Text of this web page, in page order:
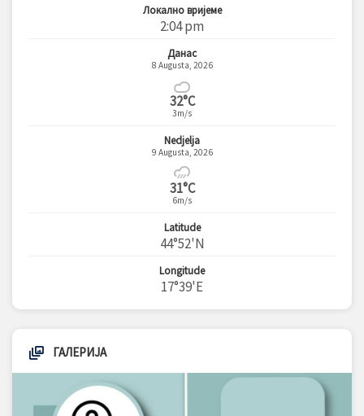
Локално вријеме
2:04 pm
Данас
8 Augusta, 2026
32°C
3m/s
Nedjelja
9 Augusta, 2026
31°C
6m/s
Latitude
44°52'N
Longitude
17°39'E
ГАЛЕРИЈА